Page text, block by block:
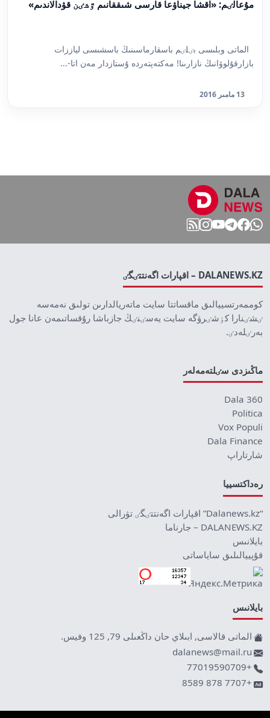
مۇعالٸم: «اقشا جيناۋعا قارسى شىققانىم ٷشٸن قۋدالاندىم»
الماتى وبلىسى بٸلٸم باسقارماسىنىڭ باسشىسى لياززات
بازارقۇلوۆانىڭ نازارىنا! مەكتەپتەردە ۇستازدار مەن اتا-...
13 مامىر 2016
DALANEWS.KZ – اقپارات اگەنتتٸگٸ
كوممەرتسييالىق ماقساتتا سايت ماتەريالدارىن تولىق نەمەسە
ٸشٸنارا كٶشٸرۋگە سايت يەسٸنٸڭ جازباشا رۇقساتىمەن عانا جول
بەرٸلەدٸ.
ماڭىزدى سٸلتەمەلەر
Dala 360
Politica
Vox Populi
Dala Finance
شارتاراپ
رەداكتسييا
“Dalanews.kz” اقپارات اگەنتتٸگٸ تۋرالى
DALANEWS.KZ – جارناما
بايلانىس
قۇپييالىلىق ساياساتى
بايلانىس
الماتى قالاسى, ابىلاي حان داڭعىلى 79, 125 وفيس.
dalanews@mail.ru
+77019590709
+7707 878 8589